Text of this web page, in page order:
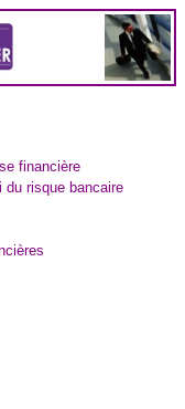
financière
risque bancaire